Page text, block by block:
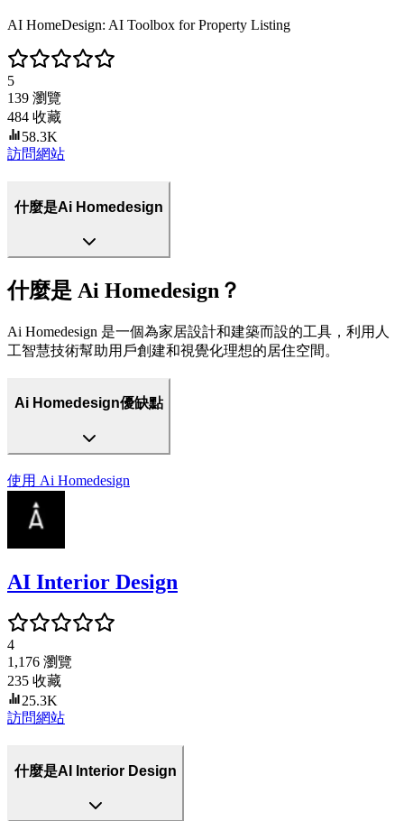
AI HomeDesign: AI Toolbox for Property Listing
5
139 瀏覽
484 收藏
58.3K
訪問網站
什麼是Ai Homedesign
什麼是 Ai Homedesign？
Ai Homedesign 是一個為家居設計和建築而設的工具，利用人
工智慧技術幫助用戶創建和視覺化理想的居住空間。
Ai Homedesign優缺點
使用 Ai Homedesign
AI Interior Design
4
1,176 瀏覽
235 收藏
25.3K
訪問網站
什麼是AI Interior Design